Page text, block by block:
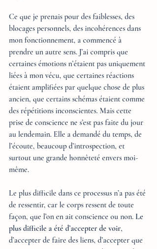
Ce que je prenais pour des faiblesses, des
blocages personnels, des incohérences dans
mon fonctionnement, a commencé à
prendre un autre sens. J’ai compris que
certaines émotions n’étaient pas uniquement
liées à mon vécu, que certaines réactions
étaient amplifiées par quelque chose de plus
ancien, que certains schémas étaient comme
des répétitions inconscientes. Mais cette
prise de conscience ne s’est pas faite du jour
au lendemain. Elle a demandé du temps, de
l’écoute, beaucoup d’introspection, et
surtout une grande honnêteté envers moi-
même.
Le plus difficile dans ce processus n’a pas été
de ressentir, car le corps ressent de toute
façon, que l’on en ait conscience ou non. Le
plus difficile a été d’accepter de voir,
d’accepter de faire des liens, d’accepter que